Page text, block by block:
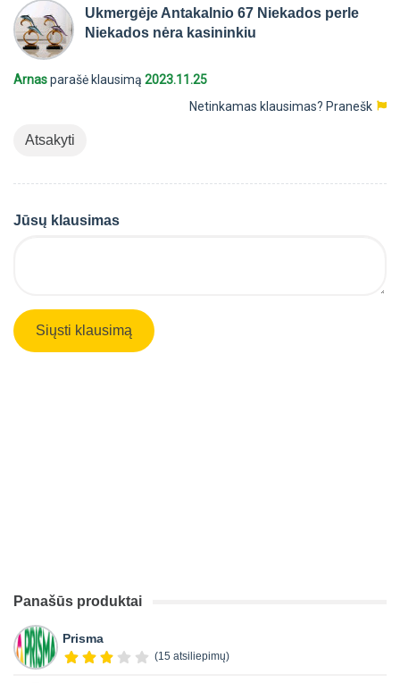
Ukmergėje Antakalnio 67 Niekados perle
Niekados nėra kasininkiu
Arnasparašė klausimą 2023.11.25
Netinkamas klausimas? Pranešk
Atsakyti
Jūsų klausimas
Panašūs produktai
Prisma
(15 atsiliepimų)